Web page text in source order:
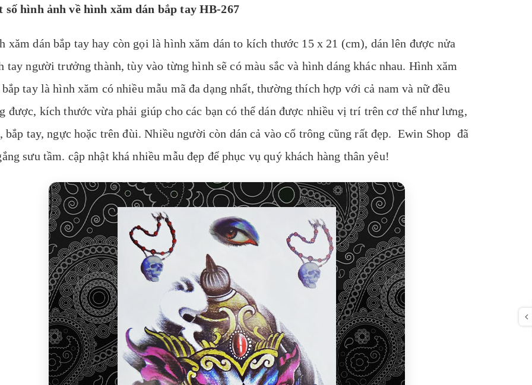
số hình ảnh về hình xăm dán bắp tay HB-267
xăm dán bắp tay hay còn gọi là hình xăm dán to kích thước 15 x 21 (cm), dán lên được nửa
tay người trưởng thành, tùy vào từng hình sẽ có màu sắc và hình dáng khác nhau. Hình xăm
bắp tay là hình xăm có nhiều mẫu mã đa dạng nhất, thường thích hợp với cả nam và nữ đều
được, kích thước vừa phải giúp cho các bạn có thể dán được nhiều vị trí trên cơ thể như lưng,
bắp tay, ngực hoặc trên đùi. Nhiều người còn dán cả vào cổ trông cũng rất đẹp. Ewin Shop đã
sưu tầm. cập nhật khá nhiều mẫu đẹp để phục vụ quý khách hàng thân yêu!